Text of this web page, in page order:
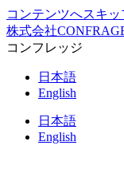
コンテンツへスキッ
株式会社
コンフレッジ
日本語
English
日本語
English